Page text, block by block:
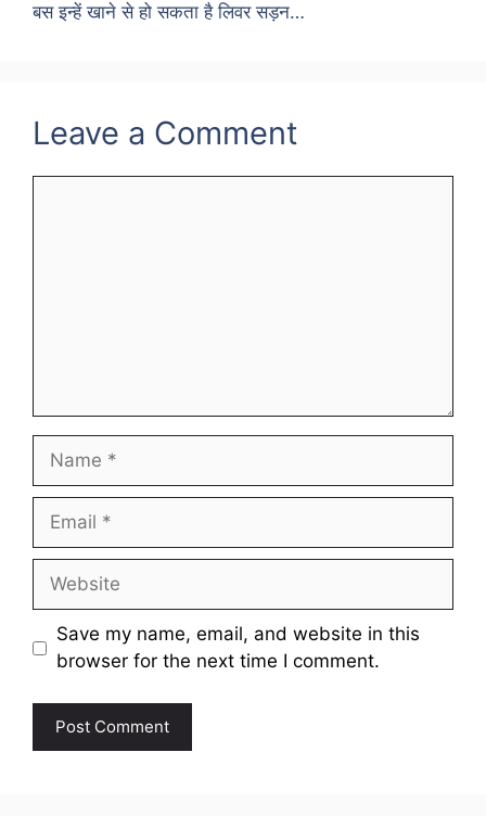
बस इन्हें खाने से हो सकता है लिवर सड़न…
Leave a Comment
Name
Email
Website
Save my name, email, and website in this
browser for the next time I comment.